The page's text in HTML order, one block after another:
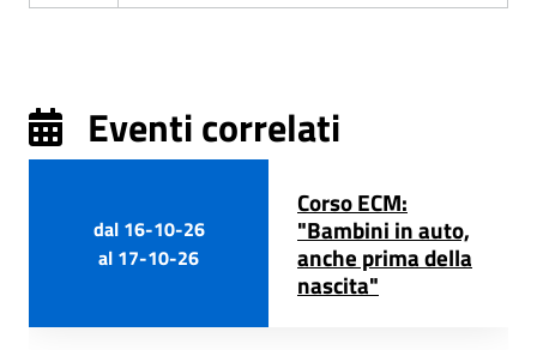
Eventi correlati
dal 16-10-26
al 17-10-26
Corso ECM:
"Bambini in auto,
anche prima della
nascita"